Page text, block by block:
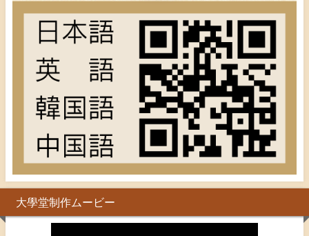
大學堂制作ムービー